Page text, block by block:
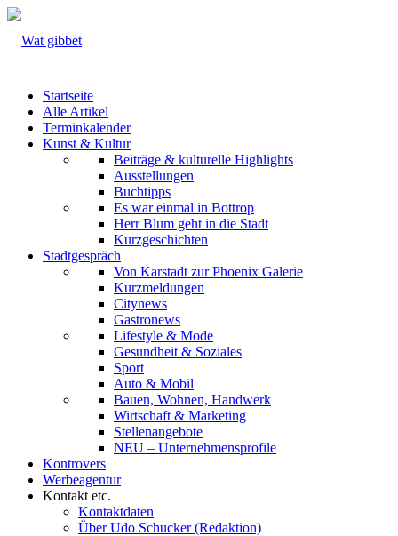
Startseite
Alle Artikel
Terminkalender
Kunst & Kultur
Beiträge & kulturelle Highlights
Ausstellungen
Buchtipps
Es war einmal in Bottrop
Herr Blum geht in die Stadt
Kurzgeschichten
Stadtgespräch
Von Karstadt zur Phoenix Galerie
Kurzmeldungen
Citynews
Gastronews
Lifestyle & Mode
Gesundheit & Soziales
Sport
Auto & Mobil
Bauen, Wohnen, Handwerk
Wirtschaft & Marketing
Stellenangebote
NEU – Unternehmens­profile
Kontrovers
Werbeagentur
Kontakt etc.
Kontaktdaten
Über Udo Schucker (Redaktion)